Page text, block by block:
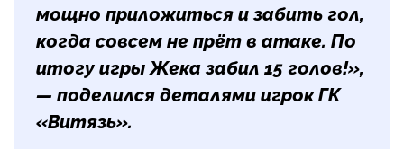
мощно приложиться и забить гол,
когда совсем не прёт в атаке. По
итогу игры Жека забил 15 голов!»,
— поделился деталями игрок ГК
«Витязь».